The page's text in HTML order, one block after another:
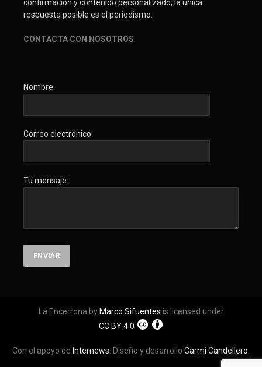
confirmación y contenido personalizado, la única
respuesta posible es el periodismo.
CONTACTA CON NOSOTROS
Nombre
Correo electrónico
Tu mensaje
La Encerrona by Marco Sifuentes is licensed under
CC BY 4.0
Con el apoyo de Internews . Diseño y desarrollo Carmi Candellero